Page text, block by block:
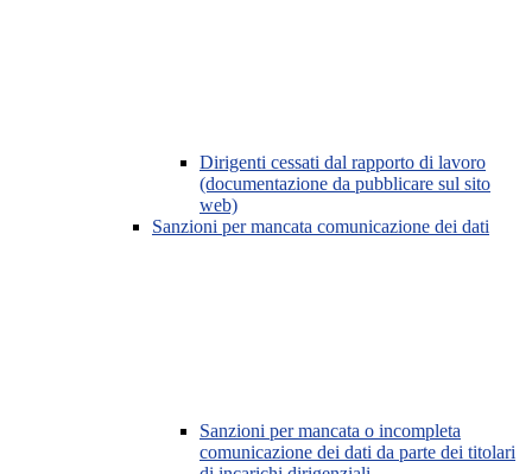
Dirigenti cessati dal rapporto di lavoro
(documentazione da pubblicare sul sito
web)
Sanzioni per mancata comunicazione dei dati
Sanzioni per mancata o incompleta
comunicazione dei dati da parte dei titolari